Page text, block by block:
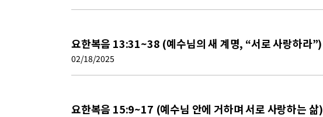
요한복음 13:31~38 (예수님의 새 계명, “서로 사랑하라”)
02/18/2025
요한복음 15:9~17 (예수님 안에 거하며 서로 사랑하는 삶)